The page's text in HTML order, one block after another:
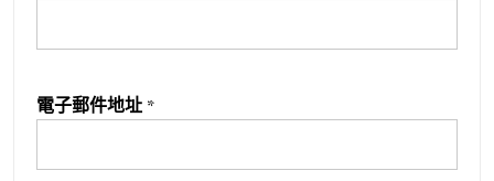
電子郵件地址 *